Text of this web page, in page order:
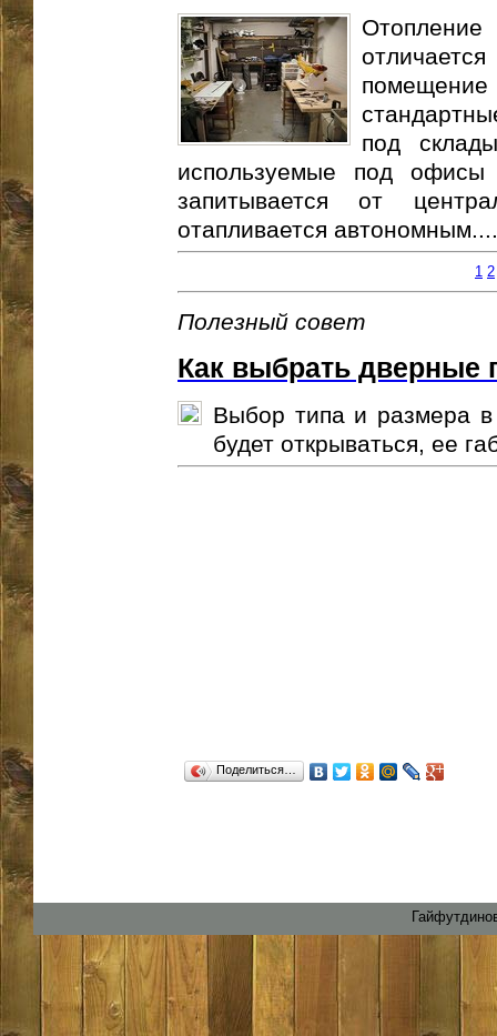
под
используемые под
запитывается от
отапливается автономным....
1 2
Полезный совет
Как выбрать дверные
Выбор типа и размера в
будет открываться, ее
Поделиться…